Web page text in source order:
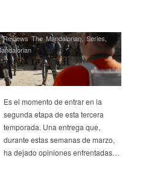
Reviews The Mandalorian, Series,
Es el momento de entrar en la
segunda etapa de esta tercera
temporada. Una entrega que,
durante estas semanas de marzo,
ha dejado opiniones enfrentadas…